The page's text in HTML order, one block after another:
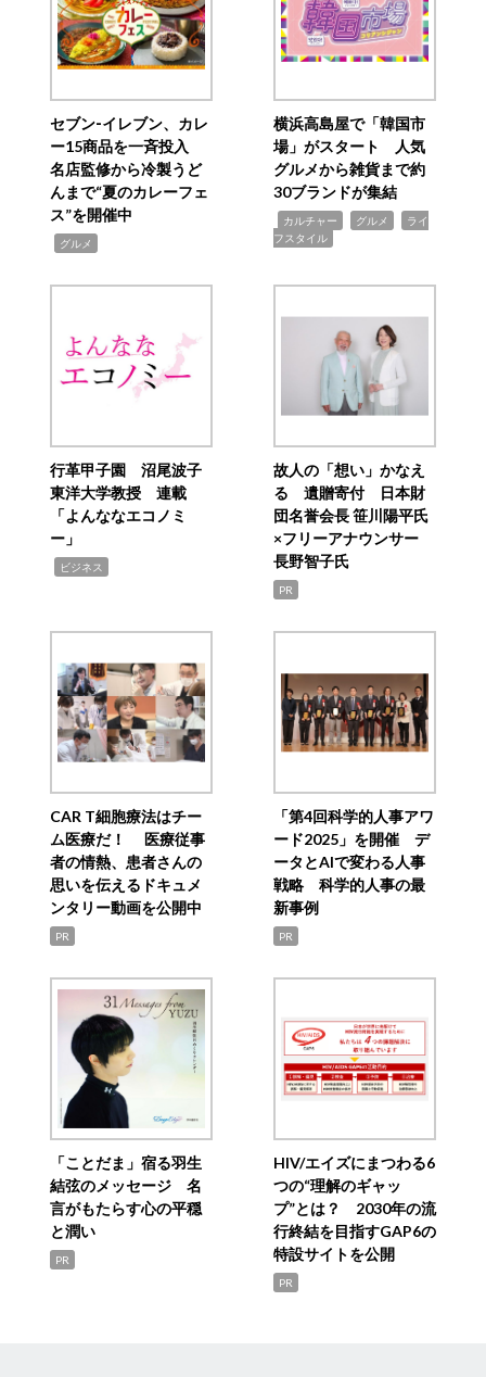
セブン‐イレブン、カレ
ー15商品を一斉投入
名店監修から冷製うど
んまで“夏のカレーフェ
ス”を開催中
グルメ
横浜高島屋で「韓国市
場」がスタート 人気
グルメから雑貨まで約
30ブランドが集結
カルチャー グルメ
ライ
フスタイル
行革甲子園 沼尾波子
東洋大学教授 連載
「よんななエコノミ
ー」
ビジネス
故人の「想い」かなえ
る 遺贈寄付 日本財
団名誉会長 笹川陽平氏
×フリーアナウンサー
長野智子氏
PR
CAR T細胞療法はチー
ム医療だ！ 医療従事
者の情熱、患者さんの
思いを伝えるドキュメ
ンタリー動画を公開中
PR
「第4回科学的人事アワ
ード2025」を開催 デ
ータとAIで変わる人事
戦略 科学的人事の最
新事例
PR
「ことだま」宿る羽生
結弦のメッセージ 名
言がもたらす心の平穏
と潤い
PR
HIV/エイズにまつわる6
つの“理解のギャッ
プ”とは？ 2030年の流
行終結を目指すGAP6の
特設サイトを公開
PR